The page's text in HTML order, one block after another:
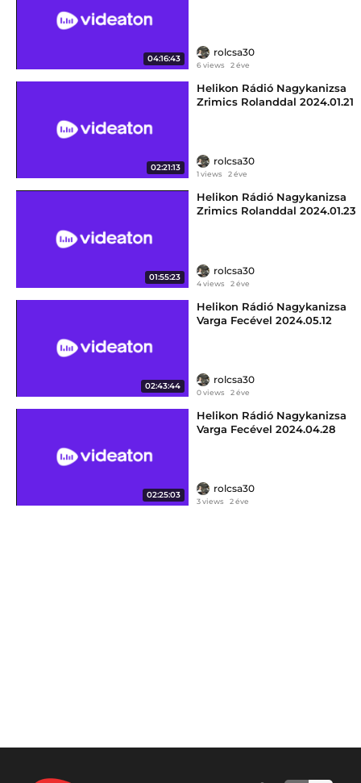
04:16:43
rolcsa30
6 views 2 éve
02:21:13
Helikon Rádió Nagykanizsa
Zrimics Rolanddal 2024.01.21
rolcsa30
1 views 2 éve
01:55:23
Helikon Rádió Nagykanizsa
Zrimics Rolanddal 2024.01.23
rolcsa30
4 views 2 éve
02:43:44
Helikon Rádió Nagykanizsa
Varga Fecével 2024.05.12
rolcsa30
0 views 2 éve
02:25:03
Helikon Rádió Nagykanizsa
Varga Fecével 2024.04.28
rolcsa30
3 views 2 éve